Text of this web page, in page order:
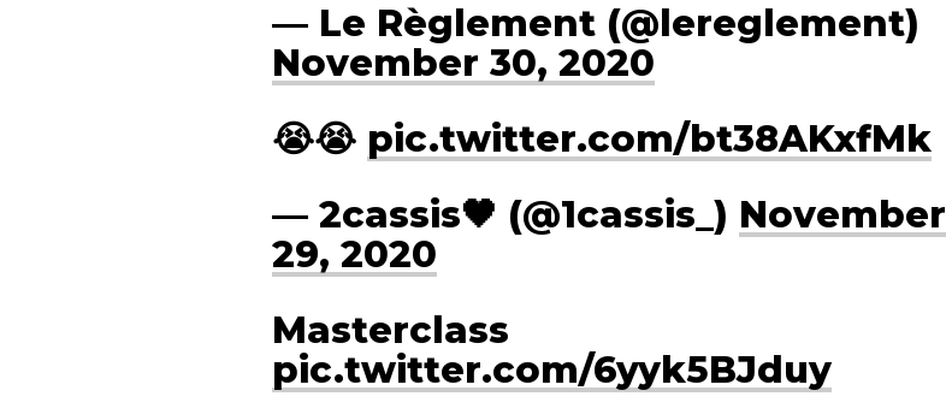
— Le Règlement (@lereglement)
November 30, 2020
😭😭 pic.twitter.com/bt38AKxfMk
— 2cassis🖤 (@1cassis_) November
29, 2020
Masterclass
pic.twitter.com/6yyk5BJduy